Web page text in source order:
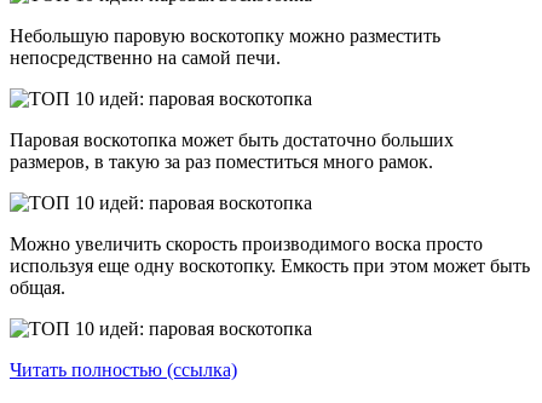
Небольшую паровую воскотопку можно разместить
непосредственно на самой печи.
Паровая воскотопка может быть достаточно больших
размеров, в такую за раз поместиться много рамок.
Можно увеличить скорость производимого воска просто
используя еще одну воскотопку. Емкость при этом может быть
общая.
Читать полностью (ссылка)